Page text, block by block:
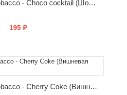
Табак Malaysian Tobacco - Choco cocktail (Шоколадный коктейль) 50 гр.
195 ₽
КУПИТЬ
Табак Malaysian Tobacco - Cherry Coke (Вишневая кола) 50 гр.